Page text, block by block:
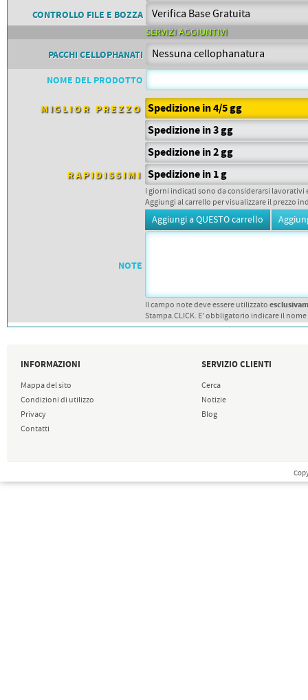
DORSALI TARGHE
PETTORALI NUMERI DA
NUMERI DA GARA MTB
CONTROLLO FILE E BOZZA
SERVIZI AGGIUNTIVI
PACCHI CELLOPHANATI
NOME DEL PRODOTTO
MIGLIOR PREZZO Spedizione in 4/5 gg
Spedizione in 3 gg
Spedizione in 2 gg
RAPIDISSIMI Spedizione in 1 g
I giorni indicati sono da considerarsi
Aggiungi al carrello per visualizzare il prezzo
NOTE
Il campo note deve essere utilizzato
Stampa.CLICK. E' obbligatorio indicare il
INFORMAZIONI
Mappa del sito
Condizioni di utilizzo
Privacy
Contatti
SERVIZIO CLIENTI
Cerca
Notizie
Blog